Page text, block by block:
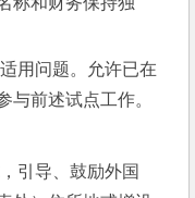
与前述试点工作。